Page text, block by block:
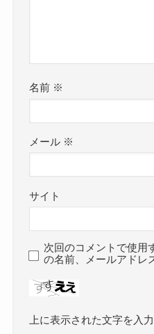
名前 ※
メール ※
サイト
次回のコメントで使用
の名前、メールアドレ
上に表示された文字を入力